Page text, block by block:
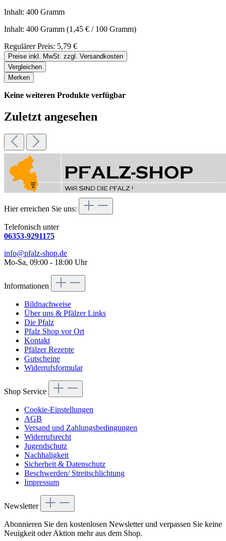
Inhalt: 400 Gramm
Inhalt: 400 Gramm (1,45 € / 100 Gramm)
Regulärer Preis: 5,79 €
Preise inkl. MwSt. zzgl. Versandkosten
Vergleichen
Merken
Keine weiteren Produkte verfügbar
Zuletzt angesehen
Hier erreichen Sie uns:
Telefonisch unter
06353-9291175
info@pfalz-shop.de
Mo-Sa, 09:00 - 18:00 Uhr
Informationen
Bildnachweise
Über uns & Pfälzer Links
Die Pfalz
Pfalz Shop vor Ort
Kontakt
Pfälzer Rezepte
Gutscheine
Widerrufsformular
Shop Service
Cookie-Einstellungen
AGB
Versand und Zahlungsbedingungen
Widerrufsrecht
Jugendschutz
Nachhaligkeit
Sicherheit & Datenschutz
Beschwerden/ Streitschlichtung
Impressum
Newsletter
Abonnieren Sie den kostenlosen Newsletter und verpassen Sie keine
Neuigkeit oder Aktion mehr aus dem Shop.